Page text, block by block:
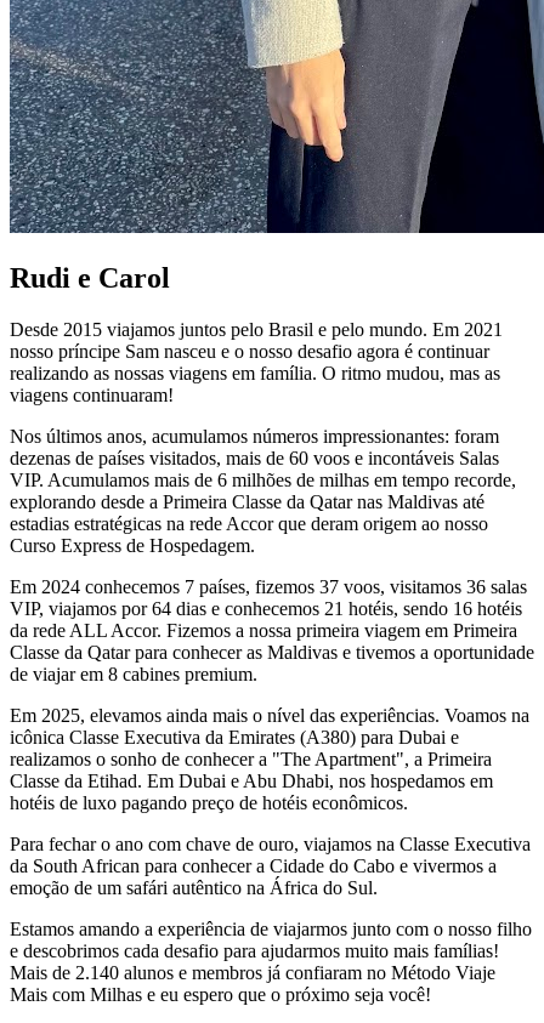
Rudi e Carol
Desde 2015 viajamos juntos pelo Brasil e pelo mundo. Em 2021
nosso príncipe Sam nasceu e o nosso desafio agora é continuar
realizando as nossas viagens em família. O ritmo mudou, mas as
viagens continuaram!
Nos últimos anos, acumulamos números impressionantes: foram
dezenas de países visitados, mais de 60 voos e incontáveis Salas
VIP. Acumulamos mais de 6 milhões de milhas em tempo recorde,
explorando desde a Primeira Classe da Qatar nas Maldivas até
estadias estratégicas na rede Accor que deram origem ao nosso
Curso Express de Hospedagem.
Em 2024 conhecemos 7 países, fizemos 37 voos, visitamos 36 salas
VIP, viajamos por 64 dias e conhecemos 21 hotéis, sendo 16 hotéis
da rede ALL Accor. Fizemos a nossa primeira viagem em Primeira
Classe da Qatar para conhecer as Maldivas e tivemos a oportunidade
de viajar em 8 cabines premium.
Em 2025, elevamos ainda mais o nível das experiências. Voamos na
icônica Classe Executiva da Emirates (A380) para Dubai e
realizamos o sonho de conhecer a "The Apartment", a Primeira
Classe da Etihad. Em Dubai e Abu Dhabi, nos hospedamos em
hotéis de luxo pagando preço de hotéis econômicos.
Para fechar o ano com chave de ouro, viajamos na Classe Executiva
da South African para conhecer a Cidade do Cabo e vivermos a
emoção de um safári autêntico na África do Sul.
Estamos amando a experiência de viajarmos junto com o nosso filho
e descobrimos cada desafio para ajudarmos muito mais famílias!
Mais de 2.140 alunos e membros já confiaram no Método Viaje
Mais com Milhas e eu espero que o próximo seja você!